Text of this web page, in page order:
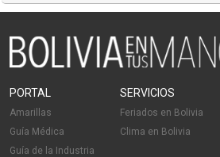
PORTAL
Amarillas
Guía Médica
Guía de la Industria
SERVICIOS
Feriados en Bolivia
Clima en Bolivia